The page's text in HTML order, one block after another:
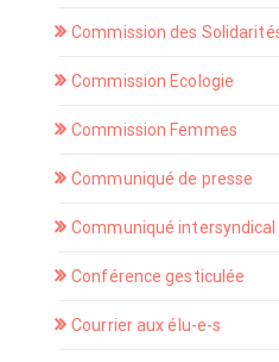
Commission des
Commission Ecologie
Commission Femmes
Communiqué de presse
Communiqué intersyndical
Conférence gesticulée
Courrier aux élu-e-s